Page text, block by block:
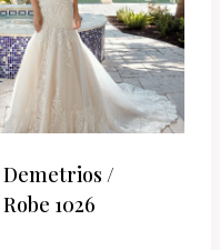
Demetrios /
Robe 1026